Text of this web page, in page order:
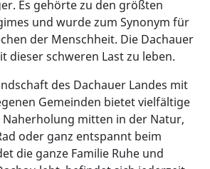
Es gehörte zu den größten
und wurde zum Synonym für
der Menschheit. Die Dachauer
dieser schweren Last zu leben.
des Dachauer Landes mit
Gemeinden bietet vielfältige
mitten in der Natur,
oder ganz entspannt beim
die ganze Familie Ruhe und